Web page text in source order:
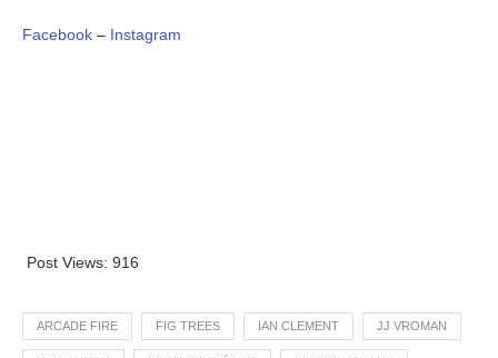
Facebook – Instagram
Post Views: 916
ARCADE FIRE FIG TREES IAN CLEMENT JJ VROMAN